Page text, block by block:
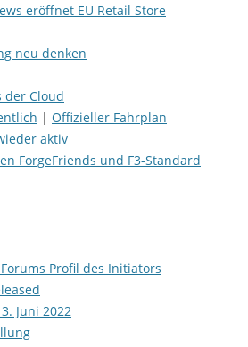
eröffnet EU Retail Store
neu denken
der Cloud
| Offizieller Fahrplan
aktiv
ForgeFriends und F3-Standard
Profil des Initiators
Juni 2022